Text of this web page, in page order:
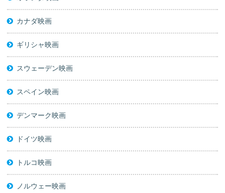
カナダ映画
ギリシャ映画
スウェーデン映画
スペイン映画
デンマーク映画
ドイツ映画
トルコ映画
ノルウェー映画